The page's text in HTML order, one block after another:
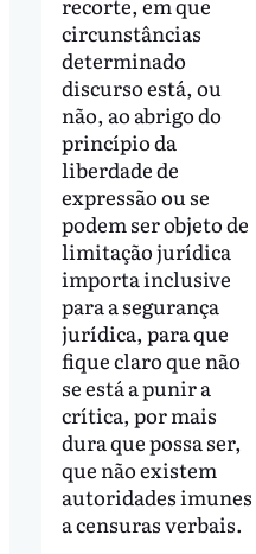
circunstâncias
determinado
discurso está, ou
não, ao abrigo do
princípio da
liberdade de
expressão ou se
podem ser objeto de
limitação jurídica
importa inclusive
para a segurança
jurídica, para que
fique claro que não
se está a punir a
crítica, por mais
dura que possa ser,
que não existem
autoridades imunes
a censuras verbais.